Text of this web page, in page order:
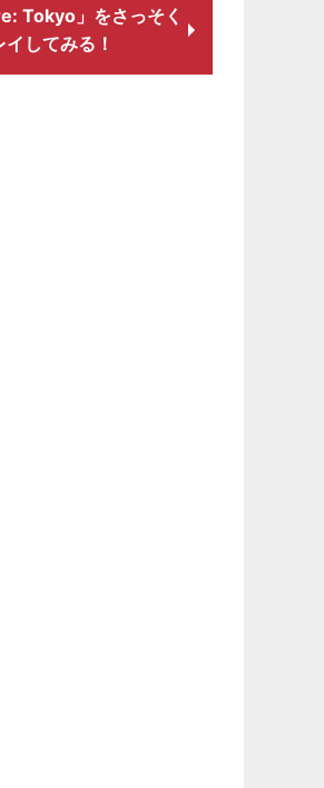
Tokyo」をさっそく
イしてみる！